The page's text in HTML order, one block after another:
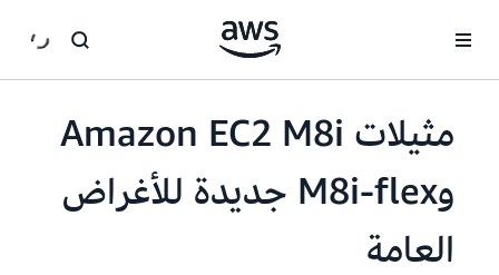
مثيلات Amazon EC2 M8i
وM8i-flex جديدة للأغراض
العامة